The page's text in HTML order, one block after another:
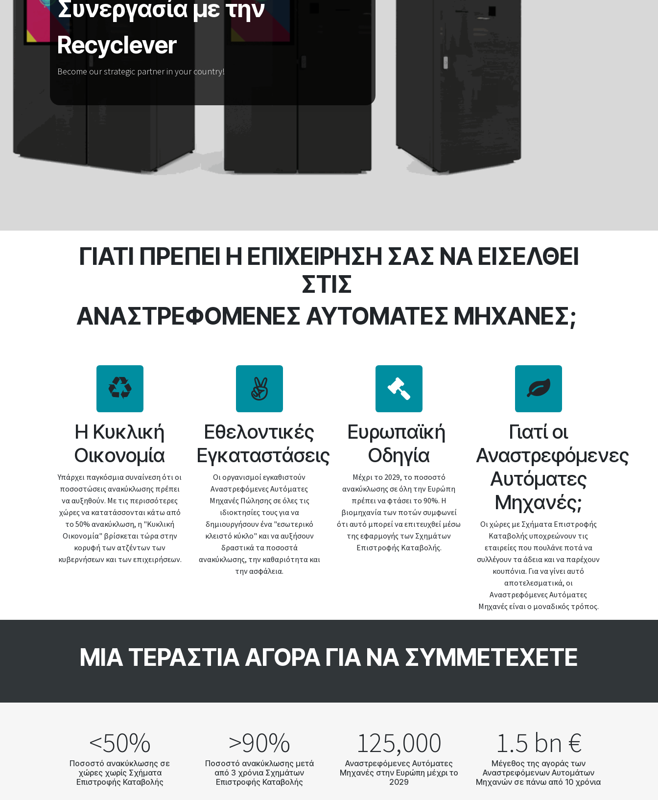
Συνεργασία με την
Recyclever
Become our strategic partner in your country!
ΓΙΑΤΙ ΠΡΕΠΕΙ Η ΕΠΙΧΕΙΡΗΣΗ ΣΑΣ ΝΑ ΕΙΣΕΛΘΕΙ
ΣΤΙΣ
​ΑΝΑΣΤΡΕΦΟΜΕΝΕΣ ΑΥΤΟΜΑΤΕΣ ΜΗΧΑΝΕΣ;​
Η Κυκλική
Οικονομία
Υπάρχει παγκόσμια συναίνεση ότι οι
ποσοστώσεις ανακύκλωσης πρέπει
να αυξηθούν. Με τις περισσότερες
χώρες να κατατάσσονται κάτω από
το 50% ανακύκλωση, η "Κυκλική
Οικονομία" βρίσκεται τώρα στην
κορυφή των ατζέντων των
κυβερνήσεων και των επιχειρήσεων.
Εθελοντικές
Εγκαταστάσεις​
Οι οργανισμοί εγκαθιστούν
Αναστρεφόμενες Αυτόματες
Μηχανές Πώλησης σε όλες τις
ιδιοκτησίες τους για να
δημιουργήσουν ένα "εσωτερικό
κλειστό κύκλο" και να αυξήσουν
δραστικά τα ποσοστά
ανακύκλωσης, την καθαριότητα και
την ασφάλεια.
Ευρωπαϊκή
Οδηγία
Μέχρι το 2029, το ποσοστό
ανακύκλωσης σε όλη την Ευρώπη
πρέπει να φτάσει το 90%. Η
βιομηχανία των ποτών συμφωνεί
ότι αυτό μπορεί να επιτευχθεί μέσω
της εφαρμογής των Σχημάτων
Επιστροφής Καταβολής.
Γιατί οι
Αναστρεφόμενες
Αυτόματες
Μηχανές;
Οι χώρες με Σχήματα Επιστροφής
Καταβολής υποχρεώνουν τις
εταιρείες που πουλάνε ποτά να
συλλέγουν τα άδεια και να παρέχουν
κουπόνια. Για να γίνει αυτό
αποτελεσματικά, οι
Αναστρεφόμενες Αυτόματες
Μηχανές είναι ο μοναδικός τρόπος.
ΜΙΑ ΤΕΡΑΣΤΙΑ ΑΓΟΡΑ ΓΙΑ ΝΑ ΣΥΜΜΕΤΕΧΕΤΕ
<50%
Ποσοστό ανακύκλωσης σε
χώρες χωρίς Σχήματα
Επιστροφής Καταβολής
>90%
Ποσοστό ανακύκλωσης μετά
από 3 χρόνια Σχημάτων
Επιστροφής Καταβολής
125,000
Αναστρεφόμενες Αυτόματες
Μηχανές στην Ευρώπη μέχρι το
2029
1.5 bn €​
Μέγεθος της αγοράς των
Αναστρεφόμενων Αυτομάτων
Μηχανών σε πάνω από 10 χρόνια